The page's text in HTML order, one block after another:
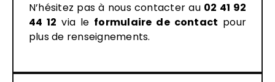
N’hésitez pas à nous contacter au 02 41 92
44 12 via le formulaire de contact pour
plus de renseignements.